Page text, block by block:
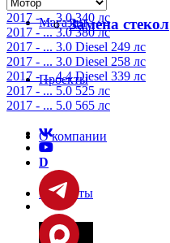
Магазин
Проекты
О компании
Контакты
Фары
Замена стекол
2017 - ... 3.0 340 лс
2017 - ... 3.0 380 лс
2017 - ... 3.0 Diesel 249 лс
2017 - ... 3.0 Diesel 258 лс
2017 - ... 4.4 Diesel 339 лс
2017 - ... 5.0 525 лс
2017 - ... 5.0 565 лс
D